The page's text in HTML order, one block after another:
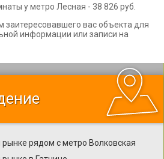
у метро Лесная - 38 826 руб.
заитересовавшего вас объекта для
информации или записи на
рядом с метро Волковская